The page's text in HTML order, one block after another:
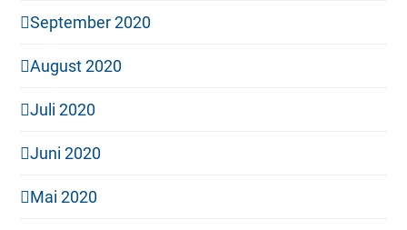
September 2020
August 2020
Juli 2020
Juni 2020
Mai 2020